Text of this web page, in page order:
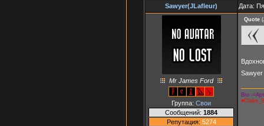
Sawyer(JLafleur) Дата:
Mr James Ford
Группа: Свои
Сообщений: 1884
Репутация: 5274
Quote (
Sawyer
Bro -